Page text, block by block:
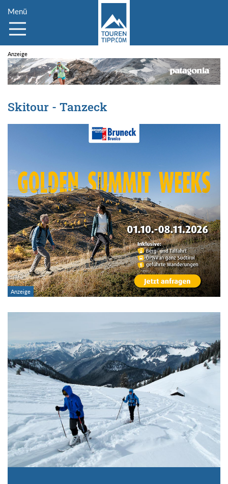
Menü
Skitour - Tanzeck